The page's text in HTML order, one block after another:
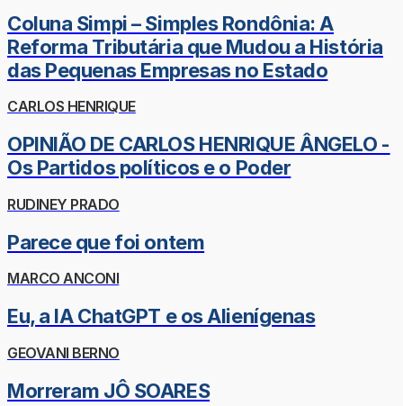
Coluna Simpi – Simples Rondônia: A
Reforma Tributária que Mudou a História
das Pequenas Empresas no Estado
CARLOS HENRIQUE
OPINIÃO DE CARLOS HENRIQUE ÂNGELO -
Os Partidos políticos e o Poder
RUDINEY PRADO
Parece que foi ontem
MARCO ANCONI
Eu, a IA ChatGPT e os Alienígenas
GEOVANI BERNO
Morreram JÔ SOARES